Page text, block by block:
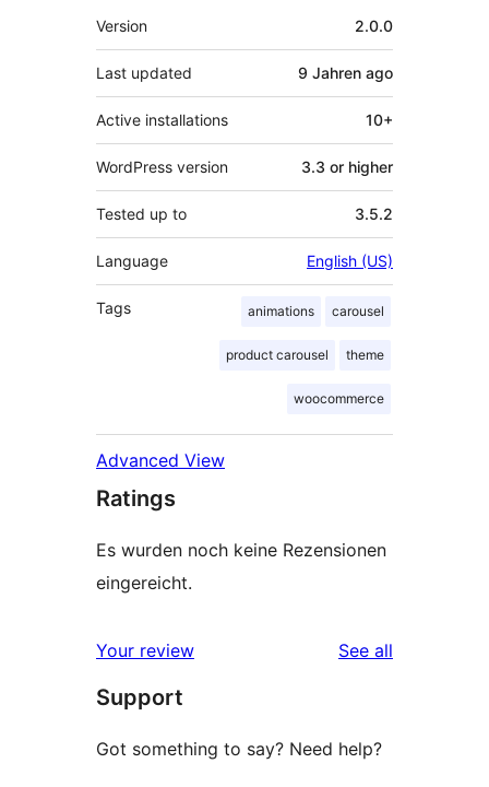
Meta
Version 2.0.0
Last updated 9 Jahren ago
Active installations 10+
WordPress version 3.3 or higher
Tested up to 3.5.2
Language English (US)
Tags animations carousel
product carousel theme
woocommerce
Advanced View
Ratings
Es wurden noch keine Rezensionen
eingereicht.
Your review See all
Support
Got something to say? Need help?